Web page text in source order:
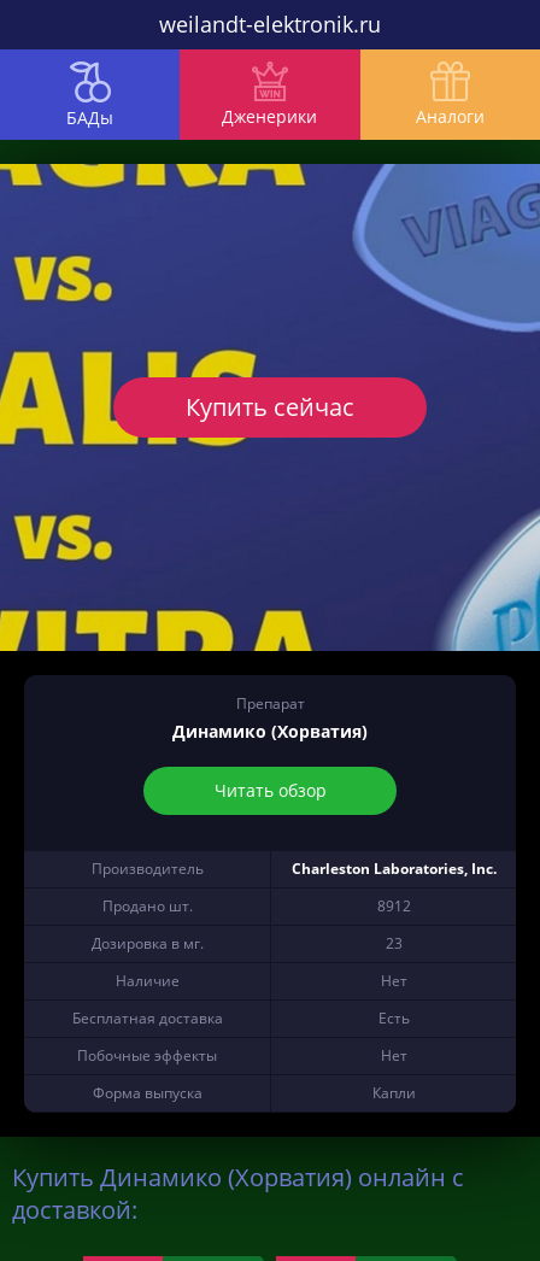
weilandt-elektronik.ru
БАДы Дженерики Аналоги
Препарат
Динамико (Хорватия)
Читать обзор
Производитель
Charleston Laboratories, Inc.
Продано шт.
8912
Дозировка в мг.
23
Наличие
Нет
Бесплатная доставка
Есть
Побочные эффекты
Нет
Форма выпуска
Капли
Купить сейчас
Купить Динамико (Хорватия) онлайн с
доставкой: